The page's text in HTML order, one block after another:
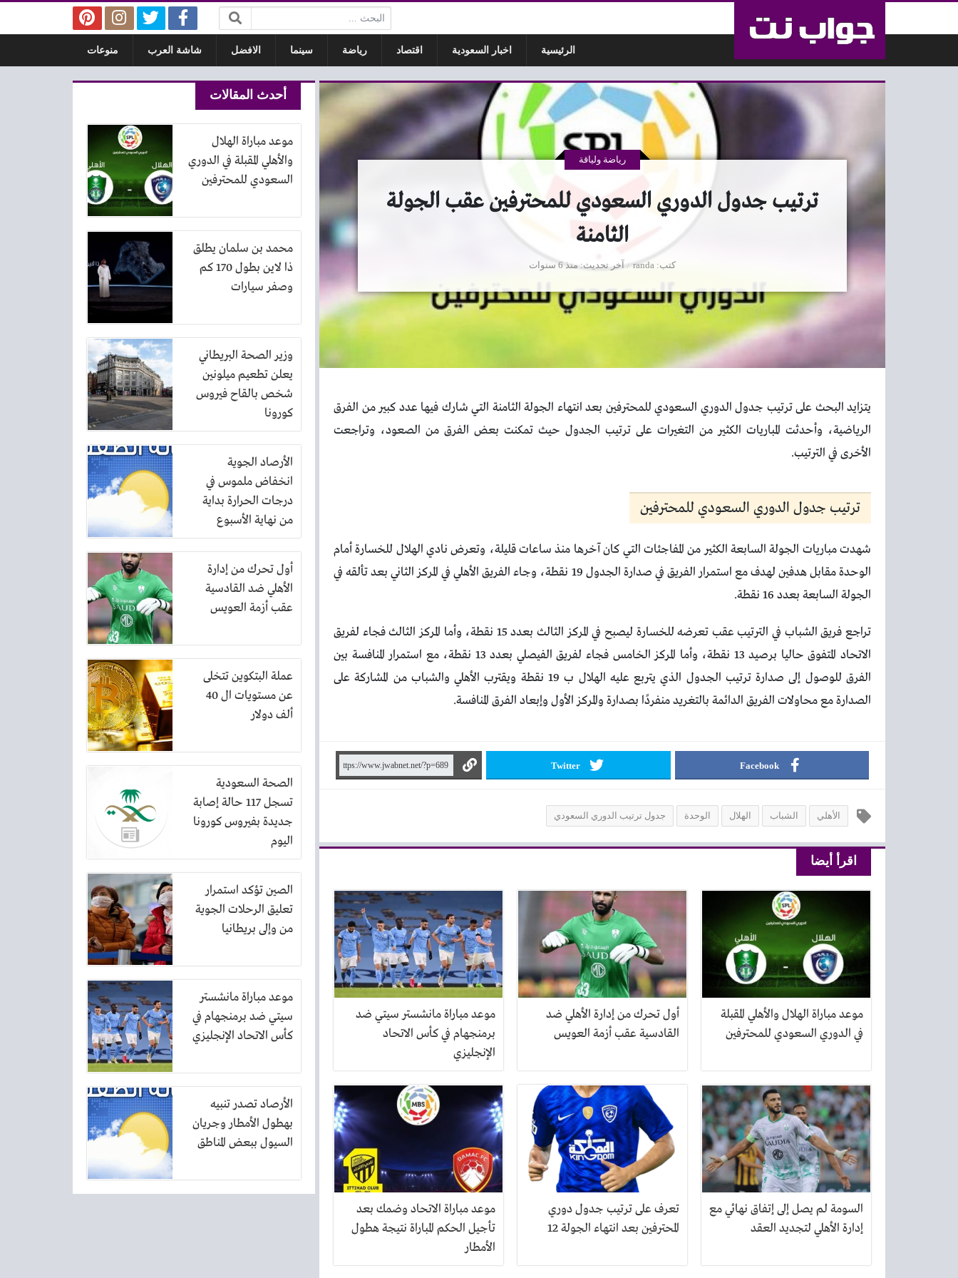
البحث:
الرئيسية اخبار السعودية اقتصاد رياضة سينما الافضل شاشة العرب منوعات
ترتيب جدول الدوري السعودي للمحترفين عقب الجولة
الثامنة
كتب randa
رياضة ولياقة
آخر تحديث منذ 6 سنوات
يتزايد البحث على ترتيب جدول الدوري السعودي للمحترفين بعد انتهاء الجولة الثامنة التي شارك فيها عدد كبير من الفرق
الرياضية، وأحدثت المباريات الكثير من التغيرات على ترتيب الجدول حيث تمكنت بعض الفرق من الصعود، وتراجعت
الأخرى في الترتيب.
ترتيب جدول الدوري السعودي للمحترفين
شهدت مباريات الجولة السابعة الكثير من المفاجئات التي كان آخرها منذ ساعات قليلة، وتعرض نادي الهلال للخسارة أمام
الوحدة مقابل هدفين لهدف مع استمرار الفريق في صدارة الجدول 19 نقطة، وجاء الفريق الأهلي في المركز الثاني بعد تألقه في
الجولة السابعة بعدد 16 نقطة.
تراجع فريق الشباب في الترتيب عقب تعرضه للخسارة ليصبح في المركز الثالث بعدد 15 نقطة، وأما المركز الثالث فجاء لفريق
الاتحاد المتفوق حاليا برصيد 13 نقطة، وأما المركز الخامس فجاء لفريق الفيصلي بعدد 13 نقطة، مع استمرار المنافسة بين
الفرق للوصول إلى صدارة ترتيب الجدول الذي يتربع عليه الهلال ب 19 نقطة ويقترب الأهلي والشباب من المشاركة على
الصدارة مع محاولات الفريق الدائمة بالتغريد منفردًا بصدارة والمركز الأول وإبعاد الفرق المنافسة.
Facebook
Twitter
الأهلي الشباب الهلال الوحدة جدول ترتيب الدوري السعودي
اقرأ أيضا
موعد مباراة الهلال والأهلي المقبلة
في الدوري السعودي للمحترفين
أول تحرك من إدارة الأهلي ضد
القادسية عقب أزمة العويس
موعد مباراة مانشستر سيتي ضد
برمنجهام في كأس الاتحاد
الإنجليزي
السومة لم يصل إلى إتفاق نهائي مع
إدارة الأهلي لتجديد العقد
تعرف على ترتيب جدول دوري
المحترفين بعد انتهاء الجولة 12
موعد مباراة الاتحاد وضمك بعد
تأجيل الحكم المباراة نتيجة هطول
الأمطار
أحدث المقالات
موعد مباراة الهلال
والأهلي المقبلة في الدوري
السعودي للمحترفين
محمد بن سلمان يطلق
ذا لاين بطول 170 كم
وصفر سيارات
وزير الصحة البريطاني
يعلن تطعيم ميلونين
شخص بالقاح فيروس
كورونا
الأرصاد الجوية
انخفاض ملموس في
درجات الحرارة بداية
من نهاية الأسبوع
الحالي
أول تحرك من إدارة
الأهلي ضد القادسية
عقب أزمة العويس
عملة البتكوين تتخلى
عن مستويات ال 40
ألف دولار
الصحة السعودية
تسجل 117 حالة إصابة
جديدة بفيروس كورونا
اليوم
الصين تؤكد استمرار
تعليق الرحلات الجوية
من وإلى بريطانيا
موعد مباراة مانشستر
سيتي ضد برمنجهام في
كأس الاتحاد الإنجليزي
الأرصاد تصدر تنبيه
بهطول الأمطار وجريان
السيول ببعض المناطق